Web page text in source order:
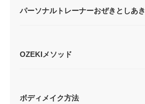
パーソナルトレーナーおぜきとしあき
OZEKIメソッド
ボディメイク方法